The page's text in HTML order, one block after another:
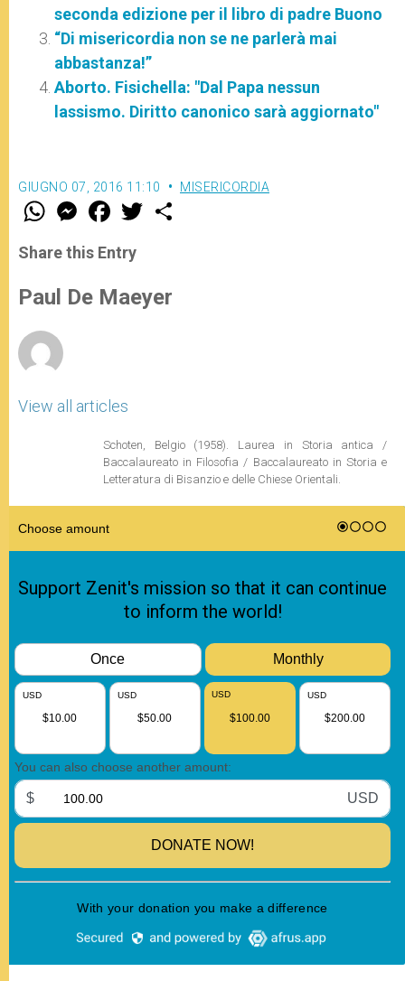
seconda edizione per il libro di padre Buono
“Di misericordia non se ne parlerà mai
abbastanza!”
Aborto. Fisichella: "Dal Papa nessun
lassismo. Diritto canonico sarà aggiornato"
GIUGNO 07, 2016 11:10 MISERICORDIA
W
t
s
p
p
M
e
s
e
g
e
F
a
e
b
o
k
w
r
Share this Entry
Paul De Maeyer
View all articles
Schoten, Belgio (1958). Laurea in Storia antica /
Baccalaureato in Filosofia / Baccalaureato in Storia e
Letteratura di Bisanzio e delle Chiese Orientali.